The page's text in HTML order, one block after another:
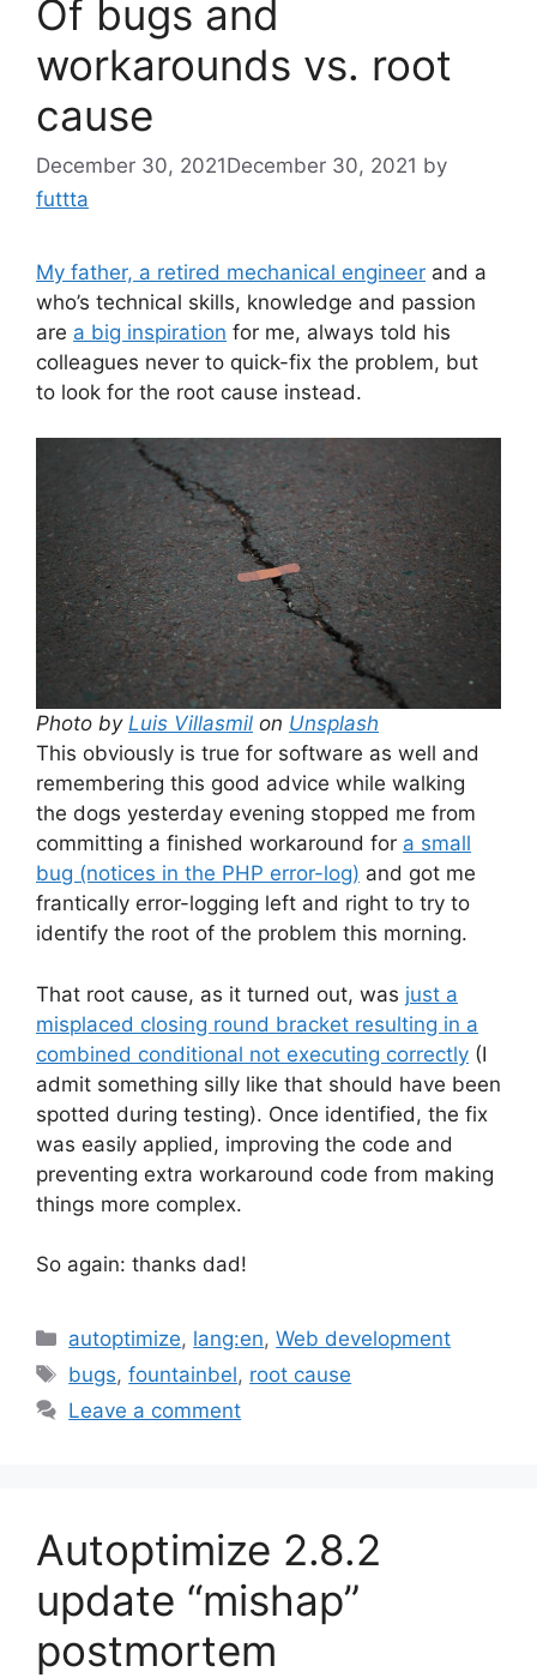
Of bugs and
workarounds vs. root
cause
December 30, 2021December 30, 2021 by
futtta
My father, a retired mechanical engineer and a
who’s technical skills, knowledge and passion
are a big inspiration for me, always told his
colleagues never to quick-fix the problem, but
to look for the root cause instead.
Photo by Luis Villasmil on Unsplash
This obviously is true for software as well and
remembering this good advice while walking
the dogs yesterday evening stopped me from
committing a finished workaround for a small
bug (notices in the PHP error-log) and got me
frantically error-logging left and right to try to
identify the root of the problem this morning.
That root cause, as it turned out, was just a
misplaced closing round bracket resulting in a
combined conditional not executing correctly (I
admit something silly like that should have been
spotted during testing). Once identified, the fix
was easily applied, improving the code and
preventing extra workaround code from making
things more complex.
So again: thanks dad!
Categories
autoptimize, lang:en,Web development
Tags
bugs,fountainbel, root cause
Leave a comment
Autoptimize 2.8.2
update “mishap”
postmortem